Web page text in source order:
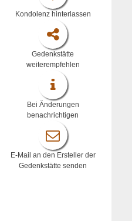
Kondolenz hinterlassen
Gedenkstätte
weiterempfehlen
Bei Änderungen
benachrichtigen
E-Mail an den Ersteller der
Gedenkstätte senden